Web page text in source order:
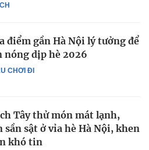
CHƠI ĐI
điểm gần Hà Nội lý tưởng để
nóng dịp hè 2026
Tây thử món mát lạnh,
sần sật ở vỉa hè Hà Nội, khen
khó tin